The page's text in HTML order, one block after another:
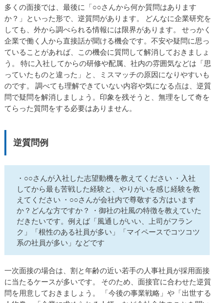
多くの面接では、最後に「○○さんから何か質問はあります
か？」といった形で、逆質問があります。 どんなに企業研究を
しても、外から調べられる情報には限界があります。 せっかく
企業で働く人から直接話が聞ける機会です。不安や疑問に思っ
ていることがあれば、この機会に質問して解消しておきましょ
う。 特に入社してからの研修や配属、社内の雰囲気などは「思
っていたものと違った」と、ミスマッチの原因になりやすいも
のです。 調べても理解できていない内容や気になる点は、逆質
問で疑問を解消しましょう。印象を残そうと、無理をして奇を
てらった質問をする必要はありません。
逆質問例
・○○さんが入社した志望動機を教えてください ・入社
してから最も苦戦した経験と、やりがいを感じ経験を教
えてください ・○○さんが会社内で尊敬する方はいます
か？どんな方ですか？ ・御社の社風の特徴を教えていた
だきたいです。例えば「風通しがいい、上司がフラン
ク」「根性のある社員が多い」「マイペースでコツコツ
系の社員が多い」などです
一次面接の場合は、割と年齢の近い若手の人事社員が採用面接
に当たるケースが多いです。 そのため、面接官に合わせた逆質
問を用意しておきましょう。 「今後の事業戦略」や「出世する